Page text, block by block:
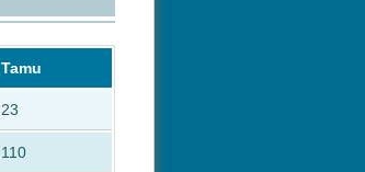
Tamu
23
110